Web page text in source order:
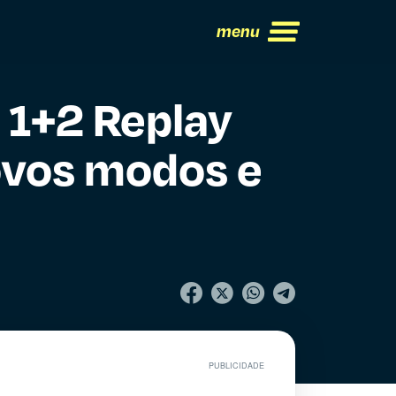
menu
Replay
modos e